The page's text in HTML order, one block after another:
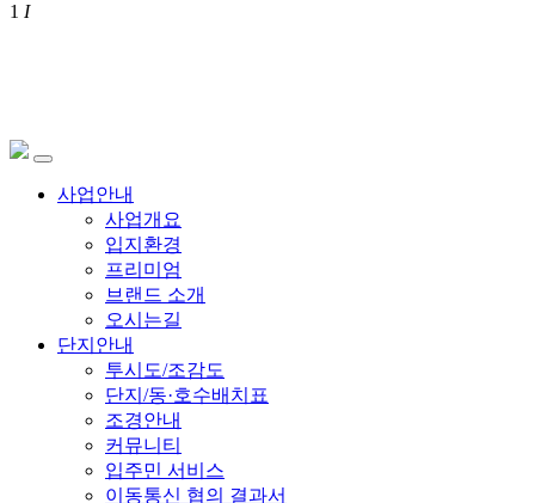
1 I
사업안내
사업개요
입지환경
프리미엄
브랜드 소개
오시는길
단지안내
투시도/조감도
단지/동·호수배치표
조경안내
커뮤니티
입주민 서비스
이동통신 협의 결과서